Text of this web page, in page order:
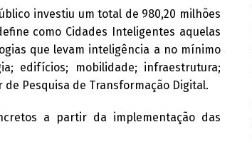
investiu um total de 980,20 milhões
como Cidades Inteligentes aquelas
que levam inteligência a no mínimo
edifícios; mobilidade; infraestrutura;
Pesquisa de Transformação Digital.
a partir da implementação das